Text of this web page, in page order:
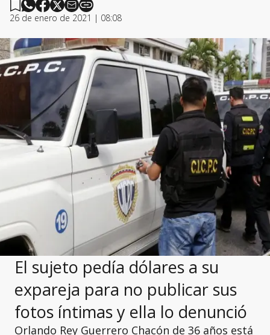
26 de enero de 2021 | 08:08
El sujeto pedía dólares a su
expareja para no publicar sus
fotos íntimas y ella lo denunció
Orlando Rey Guerrero Chacón de 36 años está